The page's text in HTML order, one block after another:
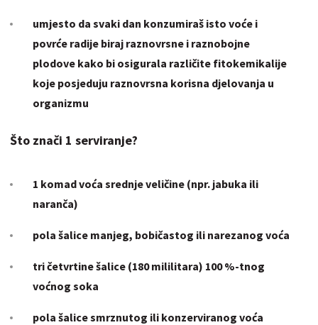
umjesto da svaki dan konzumiraš isto voće i
povrće radije biraj raznovrsne i raznobojne
plodove kako bi osigurala različite fitokemikalije
koje posjeduju raznovrsna korisna djelovanja u
organizmu
Što znači 1 serviranje?
1 komad voća srednje veličine (npr. jabuka ili
naranča)
pola šalice manjeg, bobičastog ili narezanog voća
tri četvrtine šalice (180 mililitara) 100 %-tnog
voćnog soka
pola šalice smrznutog ili konzerviranog voća